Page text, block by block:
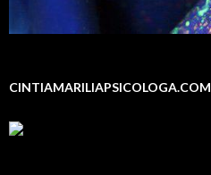
CINTIAMARILIAPSICOLOGA.COM